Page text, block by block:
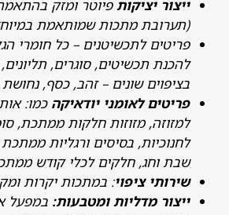
יציקות פיוטר ומזק בהתאמה
מתכות שמותאמת במיוחד
לתכשיטנים – כל חומרי הגלם
תכשיטים, סוגרים, תליונים,
שונים – זהב, כסף, נחושת ופליז.
לאומני יודאיקהכמו: אותיות
מזוזות חלקות ממתכת, סופיות
בסיסים ורגליות ממתכת
וחג, חלקים לכלי קודש ממתכת.
ציפוי: במתכות יקרות ומקרוני.
מדליות ומטבעות:במפעל אלעד